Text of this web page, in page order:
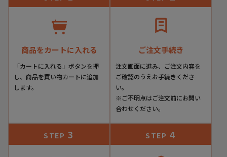
商品をカートに入れる
「カートに入れる」ボタンを押
し、商品を買い物カートに追加
します。
ご注文手続き
注文画面に進み、ご注文内容を
ご確認のうえお手続きくださ
い。
※ご不明点はご注文前にお問い
合わせください。
STEP 3 STEP 4